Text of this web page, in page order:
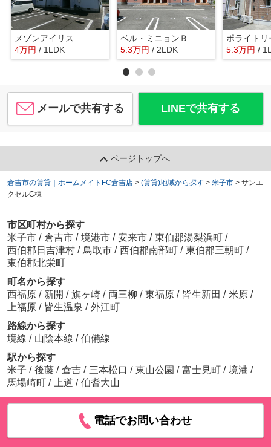
メゾンアイリス
4万円 / 1LDK
ベル・ミニョンＢ
5.3万円 / 2LDK
ポライトリ
5.3万円 /
メールで共有する LINEで共有する
ページトップへ
倉吉市の賃貸｜ホームメイトFC倉吉店 > (賃貸)地域から探す > 米子市 > サンエ
クセルC棟
市区町村から探す
米子市 / 倉吉市 / 境港市 / 安来市 / 東伯郡湯梨浜町 /
西伯郡日吉津村 / 鳥取市 / 西伯郡南部町 / 東伯郡三朝町 /
東伯郡北栄町
町名から探す
西福原 / 新開 / 旗ヶ崎 / 両三柳 / 東福原 / 皆生新田 / 米原 /
上福原 / 皆生温泉 / 外江町
路線から探す
境線 / 山陰本線 / 伯備線
駅から探す
米子 / 後藤 / 倉吉 / 三本松口 / 東山公園 / 富士見町 / 境港 /
馬場崎町 / 上道 / 伯耆大山
電話でお問い合わせ